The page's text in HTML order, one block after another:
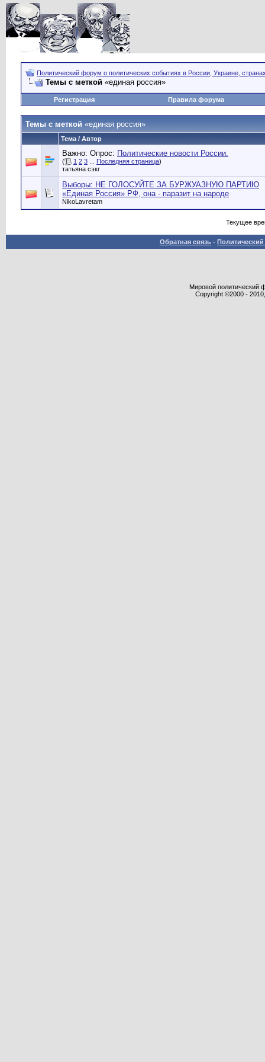
Политический форум о политических событиях в России, Украине,
Темы с меткой «единая россия»
Регистрация Правила форума
Темы с меткой «единая россия»
Тема / Автор
Важно: Опрос: Политические новости России.
( 1 2 3 Последняя страница)
татьяна сэкг
Выборы: НЕ ГОЛОСУЙТЕ ЗА БУРЖУАЗНУЮ ПАРТИЮ
«Единая Россия» РФ, она - паразит на народе
NikoLavretam
Текущее
Обратная связь -
Мировой политический
Copyright ©2000 -